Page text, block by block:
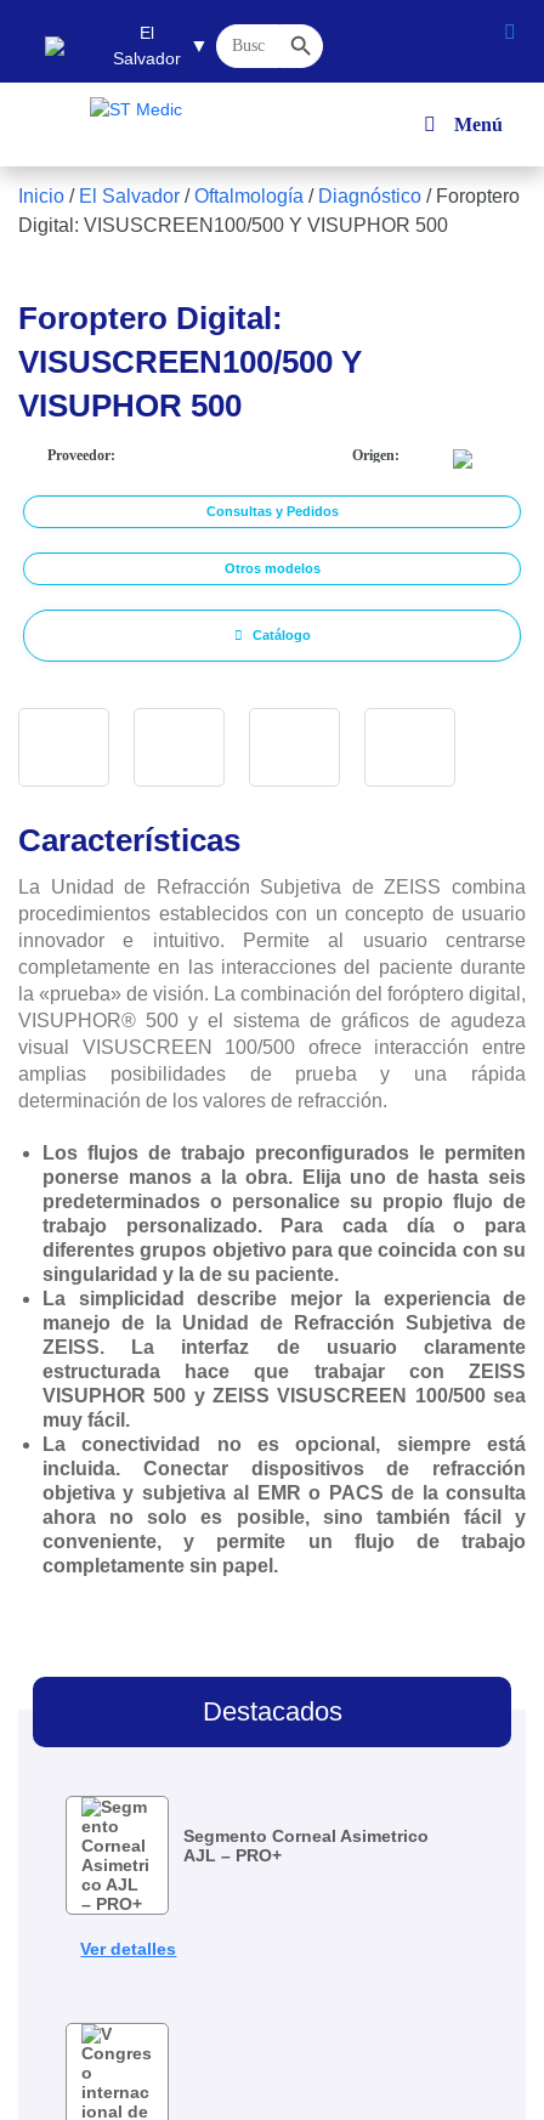
El
Salvador
▼
Buscar: Botón de búsqueda
Menú
Inicio / El Salvador /Oftalmología / Diagnóstico / Foroptero
Digital: VISUSCREEN100/500 Y VISUPHOR 500
Foroptero Digital:
VISUSCREEN100/500 Y
VISUPHOR 500
Proveedor: Origen:
Consultas y Pedidos
Otros modelos
Catálogo
Características
La Unidad de Refracción Subjetiva de ZEISS combina
procedimientos establecidos con un concepto de usuario
innovador e intuitivo. Permite al usuario centrarse
completamente en las interacciones del paciente durante
la «prueba» de visión. La combinación del foróptero digital,
VISUPHOR® 500 y el sistema de gráficos de agudeza
visual VISUSCREEN 100/500 ofrece interacción entre
amplias posibilidades de prueba y una rápida
determinación de los valores de refracción.
Los flujos de trabajo preconfigurados le permiten
ponerse manos a la obra. Elija uno de hasta seis
predeterminados o personalice su propio flujo de
trabajo personalizado. Para cada día o para
diferentes grupos objetivo para que coincida con su
singularidad y la de su paciente.
La simplicidad describe mejor la experiencia de
manejo de la Unidad de Refracción Subjetiva de
ZEISS. La interfaz de usuario claramente
estructurada hace que trabajar con ZEISS
VISUPHOR 500 y ZEISS VISUSCREEN 100/500 sea
muy fácil.
La conectividad no es opcional, siempre está
incluida. Conectar dispositivos de refracción
objetiva y subjetiva al EMR o PACS de la consulta
ahora no solo es posible, sino también fácil y
conveniente, y permite un flujo de trabajo
completamente sin papel.
Destacados
Segmento Corneal Asimetrico
AJL – PRO+
Ver detalles